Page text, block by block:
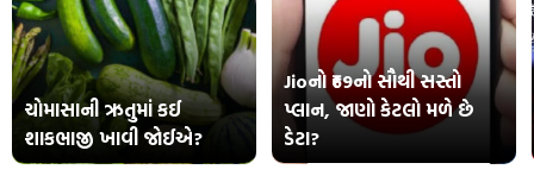
ચોમાસાની ઋતુમાં કઈ
શાકભાજી ખાવી જોઈએ?
Jioનો ₹69નો સૌથી સસ્તો
પ્લાન, જાણો કેટલો મળે છે
ડેટા?